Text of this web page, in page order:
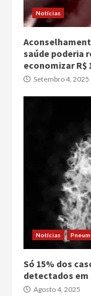
Notícias
saúde poderia
economizar R$
Setembro 4, 2025
Notícias
Só 15% dos
detectados
Agosto 4, 2025